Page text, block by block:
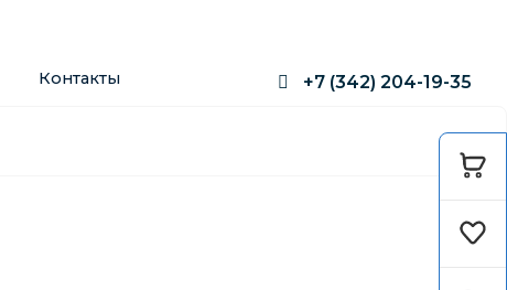
Контакты +7 (342) 204-19-35